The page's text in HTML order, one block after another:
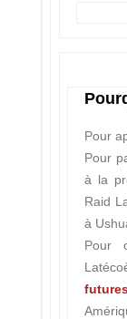
Pour
Pour
à la
Raid
à
Pour